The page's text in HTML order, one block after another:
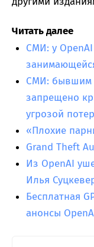
Читать далее
СМИ: у
СМИ: бывшим
запрещено
угрозой
«Плохие
Grand Theft
Из OpenAI
Илья
Бесплатная
анонсы